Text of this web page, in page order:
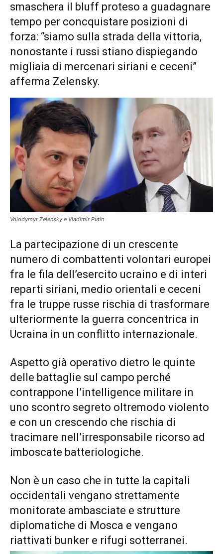
smaschera il bluff proteso a guadagnare
tempo per concquistare posizioni di
forza: “siamo sulla strada della vittoria,
nonostante i russi stiano dispiegando
migliaia di mercenari siriani e ceceni”
afferma Zelensky.
Volodymyr Zelensky e Vladimir Putin
La partecipazione di un crescente
numero di combattenti volontari europei
fra le fila dell’esercito ucraino e di interi
reparti siriani, medio orientali e ceceni
fra le truppe russe rischia di trasformare
ulteriormente la guerra concentrica in
Ucraina in un conflitto internazionale.
Aspetto già operativo dietro le quinte
delle battaglie sul campo perché
contrappone l’intelligence militare in
uno scontro segreto oltremodo violento
e con un crescendo che rischia di
tracimare nell’irresponsabile ricorso ad
imboscate batteriologiche.
Non è un caso che in tutte la capitali
occidentali vengano strettamente
monitorate ambasciate e strutture
diplomatiche di Mosca e vengano
riattivati bunker e rifugi sotterranei.